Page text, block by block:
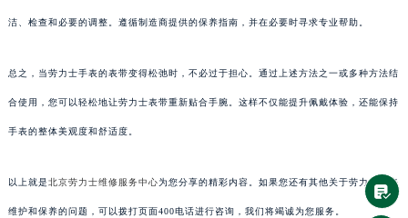
洁、检查和必要的调整。遵循制造商提供的保养指南，并在必要时寻求专业帮助。
总之，当劳力士手表的表带变得松弛时，不必过于担心。通过上述方法之一或多种方法结
合使用，您可以轻松地让劳力士表带重新贴合手腕。这样不仅能提升佩戴体验，还能保持
手表的整体美观度和舒适度。
以上就是北京劳力士维修服务中心为您分享的精彩内容。如果您还有其他关于劳力士手表
维护和保养的问题，可以拨打页面400电话进行咨询，我们将竭诚为您服务。